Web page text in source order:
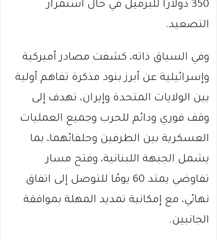
350 دولارًا للبرميل في حال استمرار
التصعيد.
وفي السياق ذاته، كشفت مصادر أميركية
وإسرائيلية عن أبرز بنود مذكرة تفاهم أولية
بين الولايات المتحدة وإيران، تهدف إلى
وقف فوري ودائم للحرب وجميع العمليات
العسكرية بين الطرفين وحلفائهما، بما
يشمل الجبهة اللبنانية، وفتح مسار
تفاوضي يمتد 60 يومًا للتوصل إلى اتفاق
نهائي، مع إمكانية تمديد المهلة بموافقة
الجانبين.